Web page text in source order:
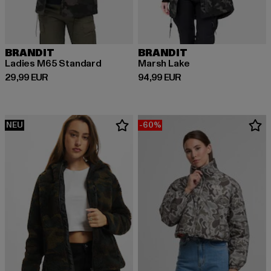
BRANDIT
Ladies M65 Standard
29,99 EUR
Derzeitiger Preis: 29,99 EUR
BRANDIT
Marsh Lake
94,99 EUR
Derzeitiger Preis: 94,99 EUR
NEU -60%